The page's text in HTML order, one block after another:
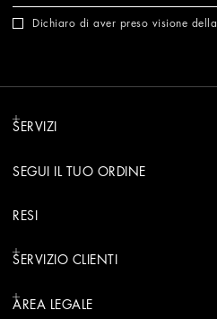
Dichiaro di aver preso visione della
SERVIZI
SEGUI IL TUO ORDINE
RESI
SERVIZIO CLIENTI
AREA LEGALE